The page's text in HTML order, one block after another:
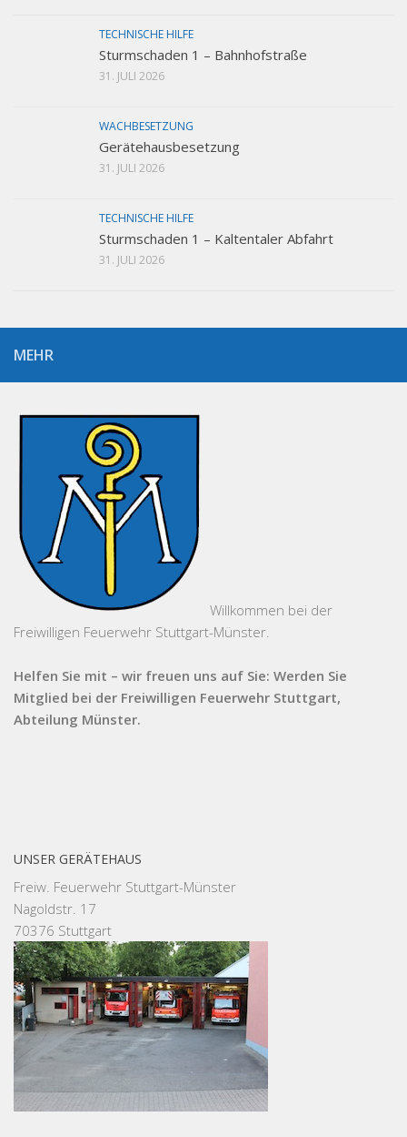
TECHNISCHE HILFE
Sturmschaden 1 – Bahnhofstraße
31. JULI 2026
WACHBESETZUNG
Gerätehausbesetzung
31. JULI 2026
TECHNISCHE HILFE
Sturmschaden 1 – Kaltentaler Abfahrt
31. JULI 2026
MEHR
Willkommen bei der
Freiwilligen Feuerwehr Stuttgart-Münster.
Helfen Sie mit – wir freuen uns auf Sie: Werden Sie
Mitglied bei der Freiwilligen Feuerwehr Stuttgart,
Abteilung Münster.
UNSER GERÄTEHAUS
Freiw. Feuerwehr Stuttgart-Münster
Nagoldstr. 17
70376 Stuttgart